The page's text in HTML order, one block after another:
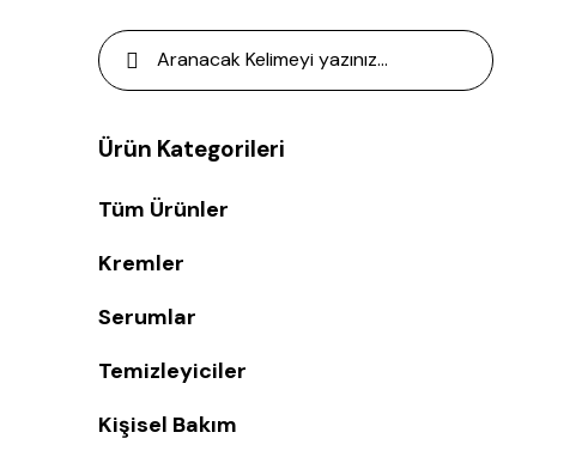
Ürün Kategorileri
Tüm Ürünler
Kremler
Serumlar
Temizleyiciler
Kişisel Bakım